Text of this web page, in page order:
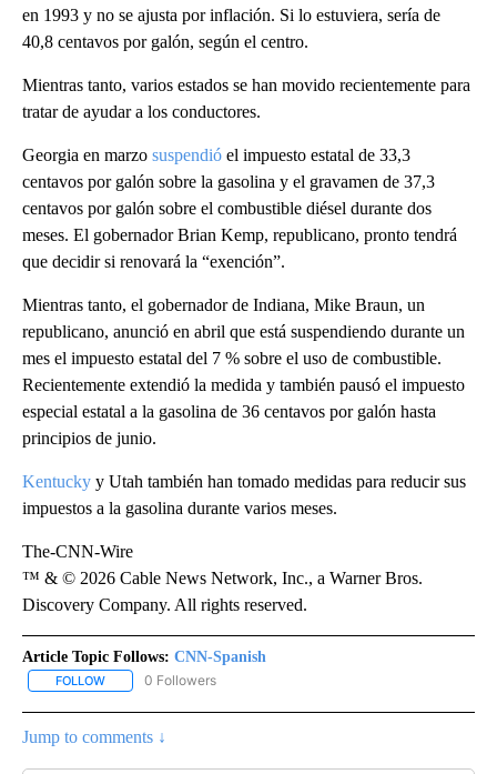
en 1993 y no se ajusta por inflación. Si lo estuviera, sería de
40,8 centavos por galón, según el centro.
Mientras tanto, varios estados se han movido recientemente para
tratar de ayudar a los conductores.
Georgia en marzo suspendió el impuesto estatal de 33,3
centavos por galón sobre la gasolina y el gravamen de 37,3
centavos por galón sobre el combustible diésel durante dos
meses. El gobernador Brian Kemp, republicano, pronto tendrá
que decidir si renovará la “exención”.
Mientras tanto, el gobernador de Indiana, Mike Braun, un
republicano, anunció en abril que está suspendiendo durante un
mes el impuesto estatal del 7 % sobre el uso de combustible.
Recientemente extendió la medida y también pausó el impuesto
especial estatal a la gasolina de 36 centavos por galón hasta
principios de junio.
Kentucky y Utah también han tomado medidas para reducir sus
impuestos a la gasolina durante varios meses.
The-CNN-Wire
™ & © 2026 Cable News Network, Inc., a Warner Bros.
Discovery Company. All rights reserved.
Article Topic Follows: CNN-Spanish
FOLLOW FOLLOW "CNN-SPANISH" TO RECEIVE NOTIFICATIONS ABOUT
0 Followers
Jump to comments ↓